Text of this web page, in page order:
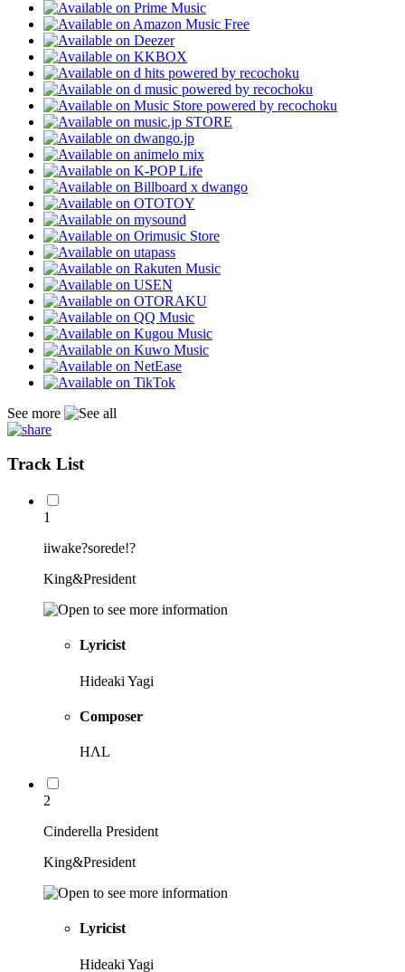
See more
Track List
1
iiwake?sorede!?
King&President
Lyricist
Hideaki Yagi
Composer
HΛL
2
Cinderella President
King&President
Lyricist
Hideaki Yagi